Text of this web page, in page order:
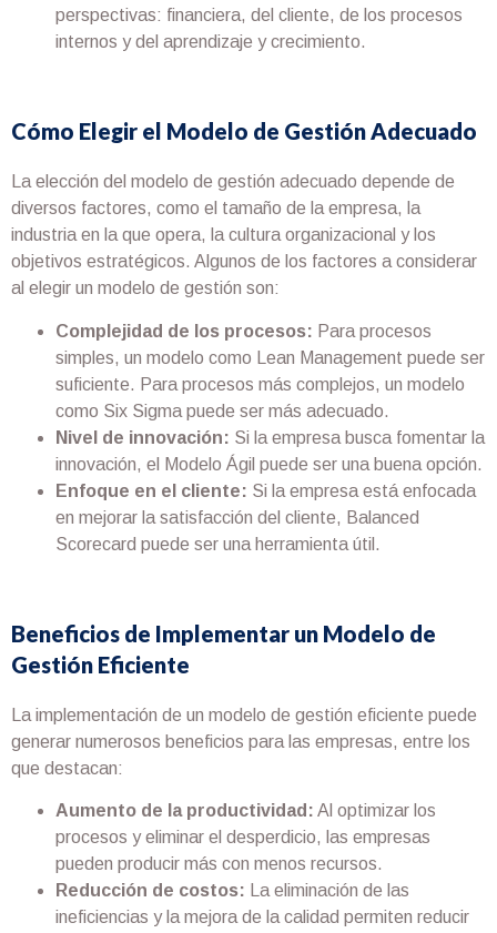
perspectivas: financiera, del cliente, de los procesos
internos y del aprendizaje y crecimiento.
Cómo Elegir el Modelo de Gestión Adecuado
La elección del modelo de gestión adecuado depende de
diversos factores, como el tamaño de la empresa, la
industria en la que opera, la cultura organizacional y los
objetivos estratégicos. Algunos de los factores a considerar
al elegir un modelo de gestión son:
Complejidad de los procesos: Para procesos
simples, un modelo como Lean Management puede ser
suficiente. Para procesos más complejos, un modelo
como Six Sigma puede ser más adecuado.
Nivel de innovación: Si la empresa busca fomentar la
innovación, el Modelo Ágil puede ser una buena opción.
Enfoque en el cliente: Si la empresa está enfocada
en mejorar la satisfacción del cliente, Balanced
Scorecard puede ser una herramienta útil.
Beneficios de Implementar un Modelo de
Gestión Eficiente
La implementación de un modelo de gestión eficiente puede
generar numerosos beneficios para las empresas, entre los
que destacan:
Aumento de la productividad: Al optimizar los
procesos y eliminar el desperdicio, las empresas
pueden producir más con menos recursos.
Reducción de costos: La eliminación de las
ineficiencias y la mejora de la calidad permiten reducir